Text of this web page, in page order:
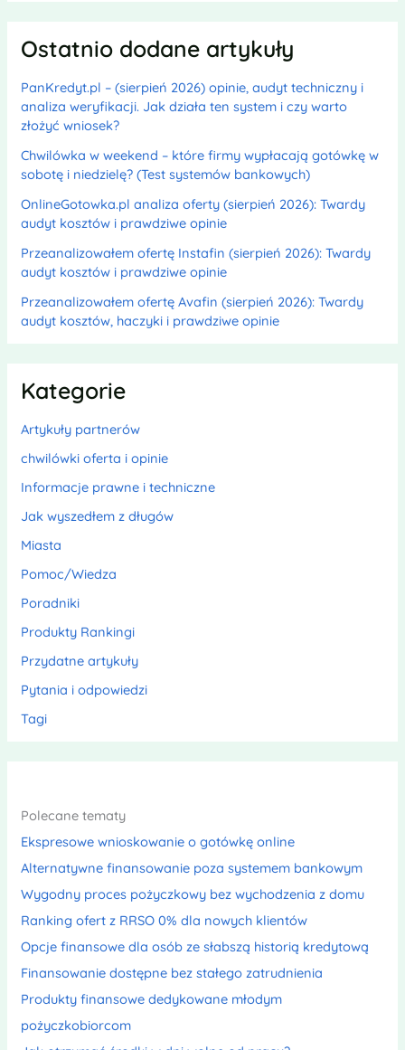
Ostatnio dodane artykuły
PanKredyt.pl – (sierpień 2026) opinie, audyt techniczny i
analiza weryfikacji. Jak działa ten system i czy warto
złożyć wniosek?
Chwilówka w weekend – które firmy wypłacają gotówkę w
sobotę i niedzielę? (Test systemów bankowych)
OnlineGotowka.pl analiza oferty (sierpień 2026): Twardy
audyt kosztów i prawdziwe opinie
Przeanalizowałem ofertę Instafin (sierpień 2026): Twardy
audyt kosztów i prawdziwe opinie
Przeanalizowałem ofertę Avafin (sierpień 2026): Twardy
audyt kosztów, haczyki i prawdziwe opinie
Kategorie
Artykuły partnerów
chwilówki oferta i opinie
Informacje prawne i techniczne
Jak wyszedłem z długów
Miasta
Pomoc/Wiedza
Poradniki
Produkty Rankingi
Przydatne artykuły
Pytania i odpowiedzi
Tagi
Polecane tematy
Ekspresowe wnioskowanie o gotówkę online
Alternatywne finansowanie poza systemem bankowym
Wygodny proces pożyczkowy bez wychodzenia z domu
Ranking ofert z RRSO 0% dla nowych klientów
Opcje finansowe dla osób ze słabszą historią kredytową
Finansowanie dostępne bez stałego zatrudnienia
Produkty finansowe dedykowane młodym
pożyczkobiorcom